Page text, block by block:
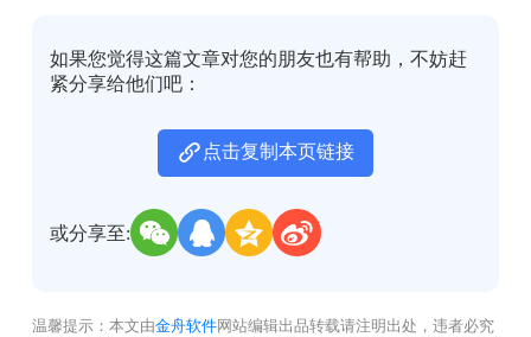
如果您觉得这篇文章对您的朋友也有帮助，不妨赶
紧分享给他们吧：
点击复制本页链接
或分享至:
温馨提示：本文由金舟软件网站编辑出品转载请注明出处，违者必究